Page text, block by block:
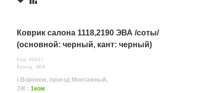
Коврик салона 1118,2190 ЭВА /соты/
(основной: черный, кант: черный)
Код: 40047
Бренд: ЭВА
г.Воронеж, проезд Монтажный,
3Ж : 1ком